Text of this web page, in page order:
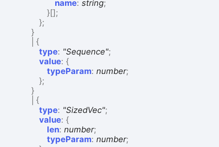
name: string;
}[];
};
}
{
type: "Sequence";
value: {
typeParam: number;
};
}
{
type: "SizedVec";
value: {
len: number;
typeParam: number;